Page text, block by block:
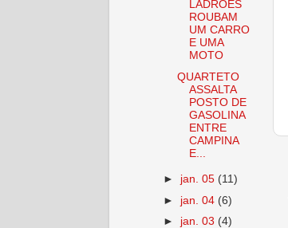
LADRÕES
ROUBAM
UM CARRO
E UMA
MOTO
QUARTETO
ASSALTA
POSTO DE
GASOLINA
ENTRE
CAMPINA
E...
► jan. 05 (11)
► jan. 04 (6)
► jan. 03 (4)